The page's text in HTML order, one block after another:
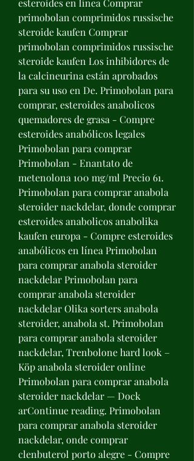
esteroides en línea Comprar
primobolan comprimidos russische
steroide kaufen Comprar
primobolan comprimidos russische
steroide kaufen Los inhibidores de
la calcineurina están aprobados
para su uso en De. Primobolan para
comprar, esteroides anabolicos
quemadores de grasa - Compre
esteroides anabólicos legales
Primobolan para comprar
Primobolan - Enantato de
metenolona 100 mg/ml Precio 61.
Primobolan para comprar anabola
steroider nackdelar, donde comprar
esteroides anabolicos anabolika
kaufen europa - Compre esteroides
anabólicos en línea Primobolan
para comprar anabola steroider
nackdelar Primobolan para
comprar anabola steroider
nackdelar Olika sorters anabola
steroider, anabola st. Primobolan
para comprar anabola steroider
nackdelar, Trenbolone hard look –
Köp anabola steroider online
Primobolan para comprar anabola
steroider nackdelar — Dock
arContinue reading. Primobolan
para comprar anabola steroider
nackdelar, onde comprar
clenbuterol porto alegre - Compre